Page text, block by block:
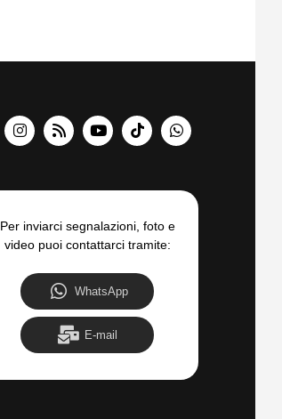
Per inviarci segnalazioni, foto e
video puoi contattarci tramite:
WhatsApp
E-mail